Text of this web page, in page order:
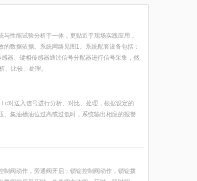
性能试验分析于一体，更贴近于现场实践应用，
数据依据。系统网络见图1。系统配套设备包括：
器、键相传感器通过信号分配器进行信号采集，然
、比较、处理。
c对送入信号进行分析、对比、处理，根据设定的
集油槽油位过高或过低时，系统输出相应的报警
阀动作，旁通阀开启；锁锭控制阀动作，锁锭拨